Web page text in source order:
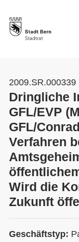
2009.SR.000339
Dringliche
GFL/EVP
GFL/
Verfahren
Wird die
Zukunft
Geschäftstyp: